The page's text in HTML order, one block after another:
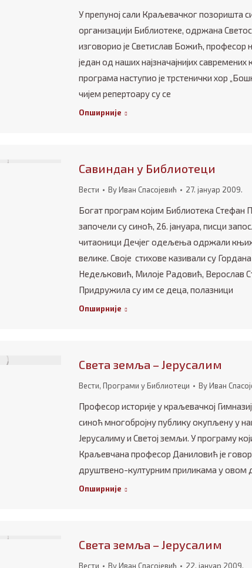
У препуној сали Краљевачког позоришта
организацији Библиотеке, одржана
изговорио је Светислав Божић, професор
један од наших најзначајнијих
програма наступио је трстенички хор
чијем репертоару су се
Опширније
Савиндан у Библиотеци
Вести ByИван Спасојевић 27. јануар 2009.
Богат програм којим Библиотека Стефан
започели су синоћ, 26. јануара, писци
читаоници Дечјег одељења одржали
велике. Своје стихове казивали су
Недељковић, Милоје Радовић, Верослав
Придружила су им се деца, полазници
Опширније
Света земља – Јерусалим
Вести, Програми у Библиотеци ByИван
Професор историје у краљевачкој
синоћ многобројну публику окупљену у
Јерусалиму и Светој земљи. У програму
Краљевчана професор Даниловић је
друштвено-културним приликама у овом
Опширније
Света земља – Јерусалим
Вести ByИван Спасојевић 22. јануар 2009.